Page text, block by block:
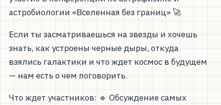
астробиологии «Вселенная без границ» 🚀
Если ты засматриваешься на звезды и хочешь
знать, как устроены черные дыры, откуда
взялись галактики и что ждет космос в будущем
— нам есть о чем поговорить.
Что ждет участников: 🔹 Обсуждение самых